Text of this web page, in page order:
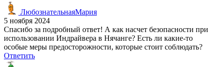
ЛюбознательнаяМария
5 ноября 2024
Спасибо за подробный ответ! А как насчет безопасности при
использовании Индрайвера в Нячанге? Есть ли какие-то
особые меры предосторожности, которые стоит соблюдать?
Ответить